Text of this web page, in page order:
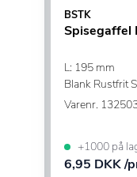
BSTK
Spisegaffel
L: 195 mm
Blank Rustfrit
Varenr.
+1000 på
6,95 DKK /